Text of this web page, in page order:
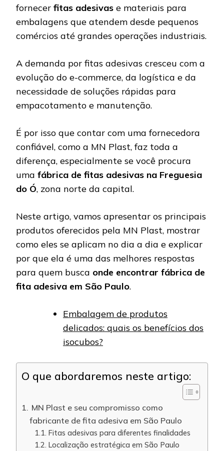
fornecer fitas adesivas e materiais para
embalagens que atendem desde pequenos
comércios até grandes operações industriais.
A demanda por fitas adesivas cresceu com a
evolução do e-commerce, da logística e da
necessidade de soluções rápidas para
empacotamento e manutenção.
É por isso que contar com uma fornecedora
confiável, como a MN Plast, faz toda a
diferença, especialmente se você procura
uma fábrica de fitas adesivas na Freguesia
do Ó, zona norte da capital.
Neste artigo, vamos apresentar os principais
produtos oferecidos pela MN Plast, mostrar
como eles se aplicam no dia a dia e explicar
por que ela é uma das melhores respostas
para quem busca onde encontrar fábrica de
fita adesiva em São Paulo.
Embalagem de produtos
delicados: quais os benefícios dos
isocubos?
O que abordaremos neste artigo:
MN Plast e seu compromisso como
fabricante de fita adesiva em São Paulo
Fitas adesivas para diferentes finalidades
Localização estratégica em São Paulo